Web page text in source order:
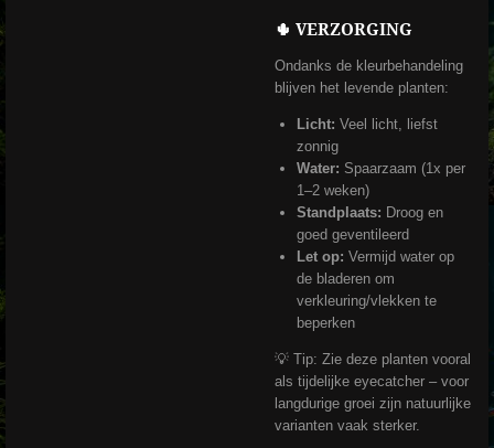
🌵 VERZORGING
Ondanks de kleurbehandeling
blijven het levende planten:
Licht: Veel licht, liefst
zonnig
Water: Spaarzaam (1x per
1–2 weken)
Standplaats: Droog en
goed geventileerd
Let op: Vermijd water op
de bladeren om
verkleuring/vlekken te
beperken
💡 Tip: Zie deze planten vooral
als tijdelijke eyecatcher – voor
langdurige groei zijn natuurlijke
varianten vaak sterker.